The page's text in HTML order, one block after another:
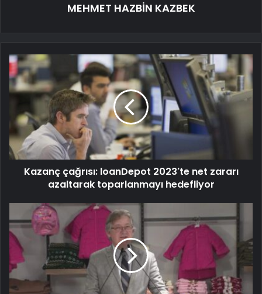
MEHMET HAZBİN KAZBEK
Kazanç çağrısı: loanDepot 2023'te net zararı
azaltarak toparlanmayı hedefliyor